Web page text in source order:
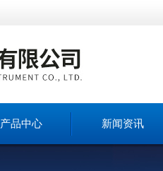
产品中心 新闻资讯